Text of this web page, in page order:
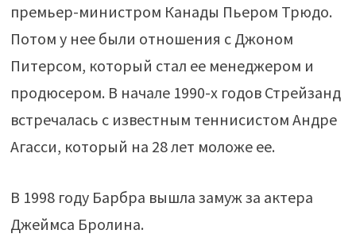
премьер-министром Канады Пьером Трюдо.
Потом у нее были отношения с Джоном
Питерсом, который стал ее менеджером и
продюсером. В начале 1990-х годов Стрейзанд
встречалась с известным теннисистом Андре
Агасси, который на 28 лет моложе ее.
В 1998 году Барбра вышла замуж за актера
Джеймса Бролина.